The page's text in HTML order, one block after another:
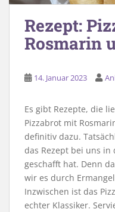
Rezept:
Rosmarin
14. Januar 2023
Es gibt Rezepte, die
Pizzabrot mit
definitiv dazu.
das Rezept bei uns in
geschafft hat. Denn
wir es durch
Inzwischen ist das
echter Klassiker.